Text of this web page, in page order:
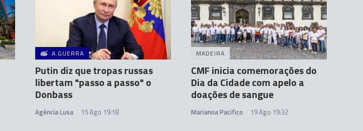
A GUERRA
Putin diz que tropas russas
libertam "passo a passo" o
Donbass
Agência Lusa 15 Ago 19:18
MADEIRA
CMF inicia comemorações do
Dia da Cidade com apelo a
doações de sangue
Marianna Pacifico 19 Ago 19:32